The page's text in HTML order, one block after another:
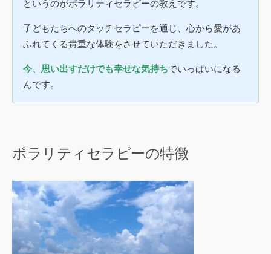
というのがポラリティセラピーの教えです。
子どもたちへのタッチセラピーを通じ、心から愛があ
ふれてくる貴重な体験をさせていただきました。
今、思い出すだけでも幸せな気持ちでいっぱいになる
んです。
ポラリティセラピーの特徴